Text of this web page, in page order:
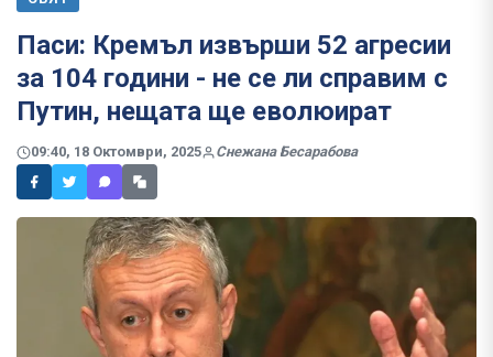
Паси: Кремъл извърши 52 агресии
за 104 години - не се ли справим с
Путин, нещата ще еволюират
09:40, 18 Октомври, 2025 Снежана Бесарабова